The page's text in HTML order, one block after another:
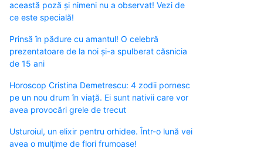
această poză și nimeni nu a observat! Vezi de
ce este specială!
Prinsă în pădure cu amantul! O celebră
prezentatoare de la noi și-a spulberat căsnicia
de 15 ani
Horoscop Cristina Demetrescu: 4 zodii pornesc
pe un nou drum în viață. Ei sunt nativii care vor
avea provocări grele de trecut
Usturoiul, un elixir pentru orhidee. Într-o lună vei
avea o mulţime de flori frumoase!